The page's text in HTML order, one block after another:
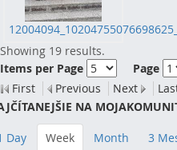
Showing 19 results.
Items per Page
Page
First
Previous Next
NA
Day Week Month 3